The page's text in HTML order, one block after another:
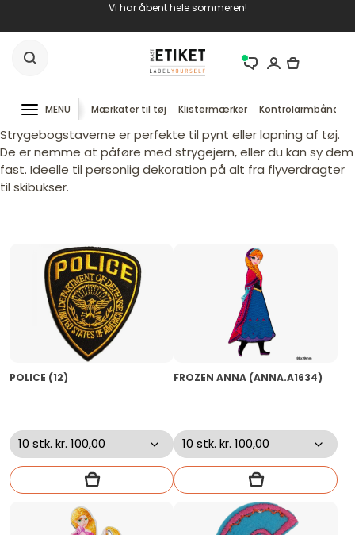
Vi har åbent hele sommeren!
MENU Mærkater til tøj Klistermærker Kontrolarmbånd
Strygebogstaverne er perfekte til pynt eller lapning af tøj.
De er nemme at påføre med strygejern, eller du kan sy dem
fast. Ideelle til personlig dekoration på alt fra flyverdragter
til skibukser.
POLICE (12) FROZEN ANNA (ANNA.A1634)